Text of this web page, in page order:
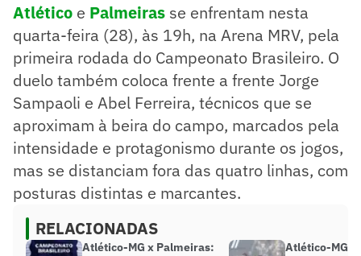
Sampaoli e Abel Ferreira, técnicos que se aproximam à
beira do campo, marcados pela intensidade e
protagonismo durante os jogos, mas se distanciam fora das
quatro linhas, com posturas distintas e marcantes.
Resumo supervisionado pelo jornalista!
Atlético e Palmeiras se enfrentam nesta
quarta-feira (28), às 19h, na Arena MRV, pela
primeira rodada do Campeonato Brasileiro. O
duelo também coloca frente a frente Jorge
Sampaoli e Abel Ferreira, técnicos que se
aproximam à beira do campo, marcados pela
intensidade e protagonismo durante os jogos,
mas se distanciam fora das quatro linhas, com
posturas distintas e marcantes.
RELACIONADAS
Atlético-MG x Palmeiras:
Atlético-MG